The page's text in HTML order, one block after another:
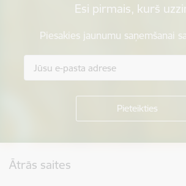
Esi pirmais, kurš
Piesakies jaunumu saņemšanai
Ātrās saites